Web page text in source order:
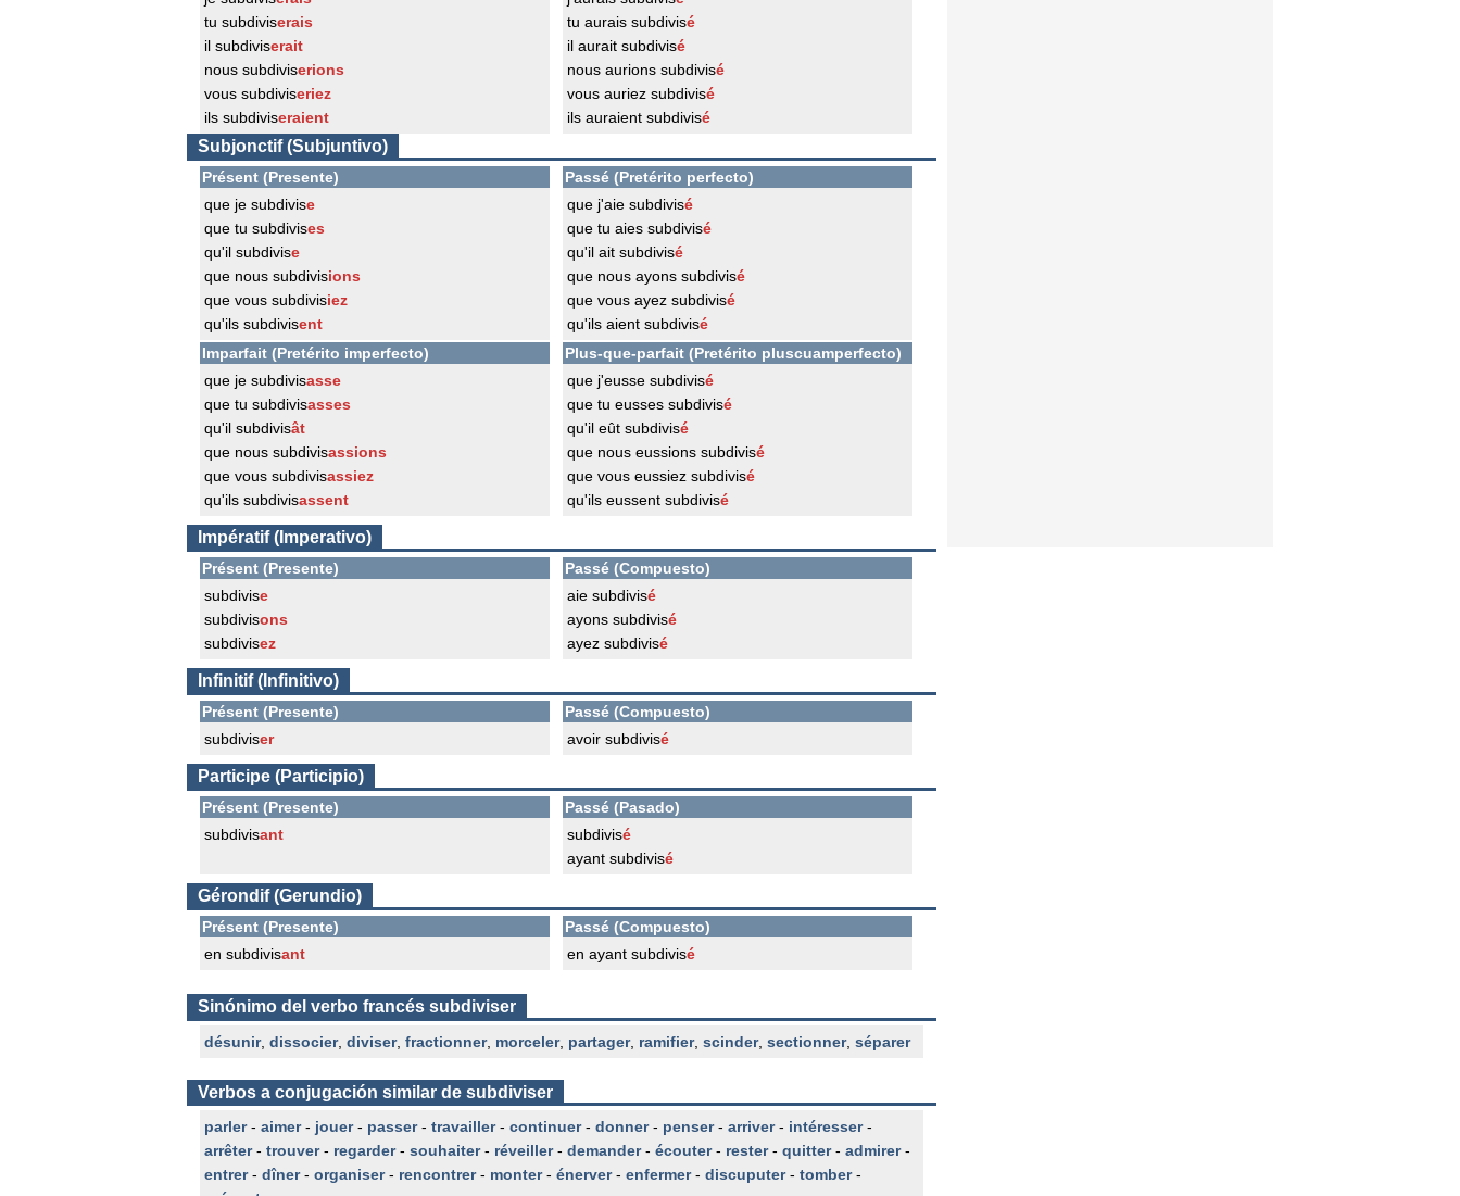
tu subdiviserais
il subdiviserait
nous subdiviserions
vous subdiviseriez
ils subdiviseraient
tu aurais subdivisé
il aurait subdivisé
nous aurions subdivisé
vous auriez subdivisé
ils auraient subdivisé
Subjonctif (Subjuntivo)
Présent (Presente)
que je subdivise
que tu subdivises
qu'il subdivise
que nous subdivisions
que vous subdivisiez
qu'ils subdivisent
Passé (Pretérito perfecto)
que j'aie subdivisé
que tu aies subdivisé
qu'il ait subdivisé
que nous ayons subdivisé
que vous ayez subdivisé
qu'ils aient subdivisé
Imparfait (Pretérito imperfecto)
que je subdivisasse
que tu subdivisasses
qu'il subdivisât
que nous subdivisassions
que vous subdivisassiez
qu'ils subdivisassent
Plus-que-parfait (Pretérito pluscuamperfecto)
que j'eusse subdivisé
que tu eusses subdivisé
qu'il eût subdivisé
que nous eussions subdivisé
que vous eussiez subdivisé
qu'ils eussent subdivisé
Impératif (Imperativo)
Présent (Presente)
subdivise
subdivisons
subdivisez
Passé (Compuesto)
aie subdivisé
ayons subdivisé
ayez subdivisé
Infinitif (Infinitivo)
Présent (Presente)
subdiviser
Passé (Compuesto)
avoir subdivisé
Participe (Participio)
Présent (Presente)
subdivisant
Passé (Pasado)
subdivisé
ayant subdivisé
Gérondif (Gerundio)
Présent (Presente)
en subdivisant
Passé (Compuesto)
en ayant subdivisé
Sinónimo del verbo francés subdiviser
désunir, dissocier, diviser, fractionner, morceler, partager, ramifier, scinder, sectionner, séparer
Verbos a conjugación similar de subdiviser
parler- aimer- jouer- passer- travailler- continuer- donner- penser- arriver- intéresser-
arrêter- trouver- regarder- souhaiter- réveiller- demander- écouter- rester- quitter- admirer-
entrer- dîner- organiser- rencontrer- monter- énerver- enfermer- discuputer- tomber-